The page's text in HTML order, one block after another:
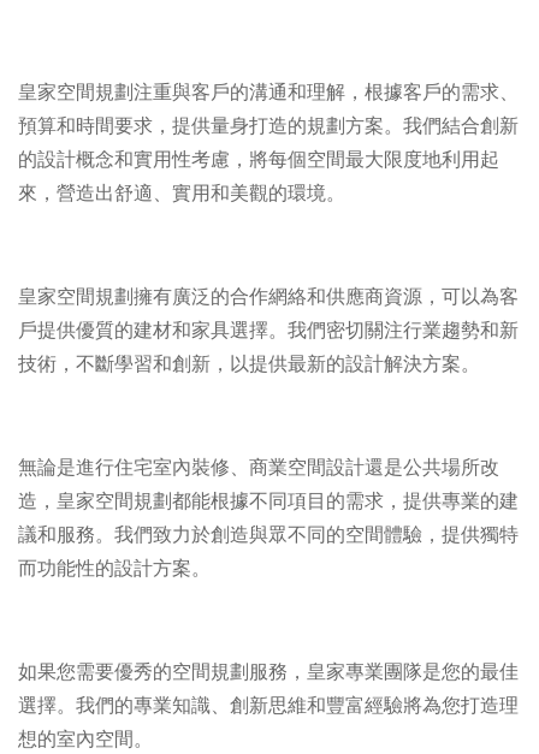
皇家空間規劃注重與客戶的溝通和理解，根據客戶的需求、
預算和時間要求，提供量身打造的規劃方案。我們結合創新
的設計概念和實用性考慮，將每個空間最大限度地利用起
來，營造出舒適、實用和美觀的環境。
皇家空間規劃擁有廣泛的合作網絡和供應商資源，可以為客
戶提供優質的建材和家具選擇。我們密切關注行業趨勢和新
技術，不斷學習和創新，以提供最新的設計解決方案。
無論是進行住宅室內裝修、商業空間設計還是公共場所改
造，皇家空間規劃都能根據不同項目的需求，提供專業的建
議和服務。我們致力於創造與眾不同的空間體驗，提供獨特
而功能性的設計方案。
如果您需要優秀的空間規劃服務，皇家專業團隊是您的最佳
選擇。我們的專業知識、創新思維和豐富經驗將為您打造理
想的室內空間。